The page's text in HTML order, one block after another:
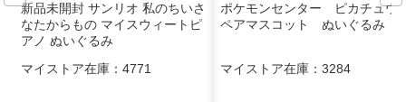
新品未開封 サンリオ 私のちいさ
なたからもの マイスウィートピ
アノ ぬいぐるみ
マイストア在庫： 4771
ポケモンセンター ピカチュウ
ペアマスコット ぬいぐるみ
マイストア在庫： 3284